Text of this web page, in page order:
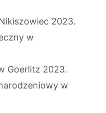
2023.
w
Goerlitz 2023.
w